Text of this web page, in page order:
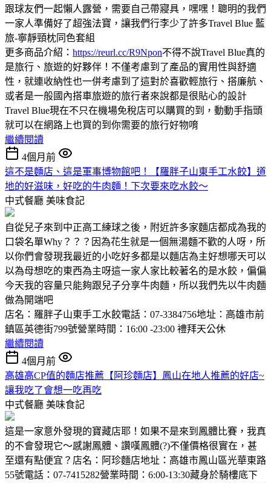
跟球友們一起懶人露營，需要自己帶寢具，嘿嘿！聰明的我們
一家人準備好了超強法寶，讓我們行李少了許多Travel Blue 藍
旅-寧靜頸枕同色套組
更多商品介紹： https://reurl.cc/R9Npon不得不說Travel Blue真的
是旅行、旅遊的好夥伴！不僅考慮到了產品的實用性與舒適
性，就連收納性也一併考慮到了這對於喜歡輕旅行、搭廉航、
或者是一般國內搭車旅遊的旅行者來說都是很貼心的設計
Travel Blue現在不只在機場免稅店可以購買的到，動動手指頭
就可以在網路上也買的到你需要的旅行好物唷
繼續閱讀
4個月前
這不是麵店、這是軍事博物館吧！【羅胖子山東手工水餃】道
地的好滋味，好吃的牛肉麵！下次要來吃水餃～
中式餐廳 美味食記
自從兒子來到中正高工練球之後，附近許多家麵店都成為我的
口袋名單Why？？？因為花生就是一個無湯麵不歡的人呀，所
以你們會發現我最近的小吃好多都是以麵店為主好想哪天可以
以為母想吃的東西為主呀這一家人家比較著名的是水餃，偏偏
今天我的容量只能夠跟兒子分享牛肉麵，所以我們先以牛肉麵
做為開端吧
店名：羅胖子山東手工水餃電話：07-3384756地址：高雄市前
鎮區英德街799號營業時間：16:00 -23:00 禮拜天公休
繼續閱讀
4個月前
高雄高CP值的麵店推薦【阿珍麵店】鳳山在地人推薦的好店~
讓我吃了會想一吃再吃
中式餐廳 美味食記
這是一家意外發現的寶藏店耶！如果不是來到鳳體比賽，我真
的不會發現它～感謝鳳體、讚嘆鳳體(?)不僅價格很實在，甚
至還有點便宜？店名：阿珍麵店地址：高雄市鳳山區光華東路
55號電話：07-7415282營業時間：6:00-13:30藏身於騎樓底下